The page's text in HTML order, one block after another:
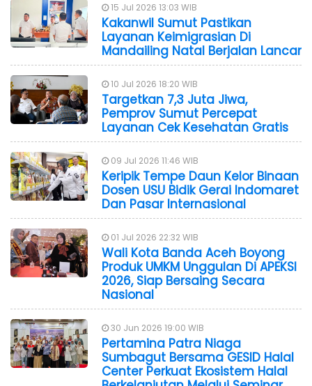
15 Jul 2026 13:03 WIB
Kakanwil Sumut Pastikan
Layanan Keimigrasian Di
Mandailing Natal Berjalan Lancar
10 Jul 2026 18:20 WIB
Targetkan 7,3 Juta Jiwa,
Pemprov Sumut Percepat
Layanan Cek Kesehatan Gratis
09 Jul 2026 11:46 WIB
Keripik Tempe Daun Kelor Binaan
Dosen USU Bidik Gerai Indomaret
Dan Pasar Internasional
01 Jul 2026 22:32 WIB
Wali Kota Banda Aceh Boyong
Produk UMKM Unggulan Di APEKSI
2026, Siap Bersaing Secara
Nasional
30 Jun 2026 19:00 WIB
Pertamina Patra Niaga
Sumbagut Bersama GESID Halal
Center Perkuat Ekosistem Halal